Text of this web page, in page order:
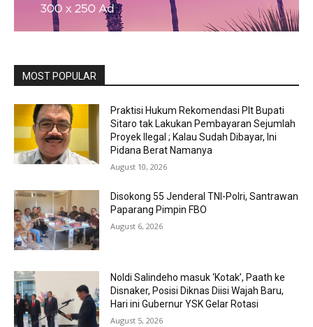
MOST POPULAR
Praktisi Hukum Rekomendasi Plt Bupati
Sitaro tak Lakukan Pembayaran Sejumlah
Proyek Ilegal ; Kalau Sudah Dibayar, Ini
Pidana Berat Namanya
August 10, 2026
Disokong 55 Jenderal TNI-Polri, Santrawan
Paparang Pimpin FBO
August 6, 2026
Noldi Salindeho masuk ‘Kotak’, Paath ke
Disnaker, Posisi Diknas Diisi Wajah Baru,
Hari ini Gubernur YSK Gelar Rotasi
August 5, 2026